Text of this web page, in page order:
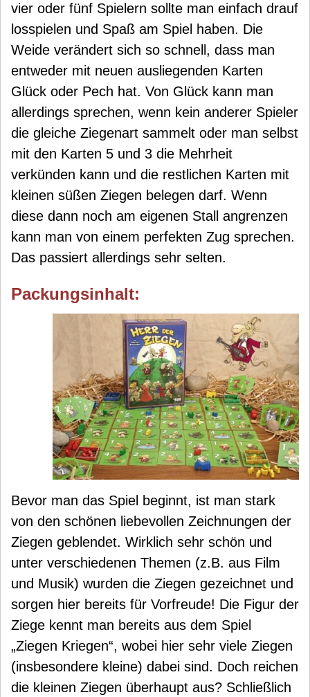
vier oder fünf Spielern sollte man einfach drauf
losspielen und Spaß am Spiel haben. Die
Weide verändert sich so schnell, dass man
entweder mit neuen ausliegenden Karten
Glück oder Pech hat. Von Glück kann man
allerdings sprechen, wenn kein anderer Spieler
die gleiche Ziegenart sammelt oder man selbst
mit den Karten 5 und 3 die Mehrheit
verkünden kann und die restlichen Karten mit
kleinen süßen Ziegen belegen darf. Wenn
diese dann noch am eigenen Stall angrenzen
kann man von einem perfekten Zug sprechen.
Das passiert allerdings sehr selten.
Packungsinhalt:
Bevor man das Spiel beginnt, ist man stark
von den schönen liebevollen Zeichnungen der
Ziegen geblendet. Wirklich sehr schön und
unter verschiedenen Themen (z.B. aus Film
und Musik) wurden die Ziegen gezeichnet und
sorgen hier bereits für Vorfreude! Die Figur der
Ziege kennt man bereits aus dem Spiel
„Ziegen Kriegen“, wobei hier sehr viele Ziegen
(insbesondere kleine) dabei sind. Doch reichen
die kleinen Ziegen überhaupt aus? Schließlich